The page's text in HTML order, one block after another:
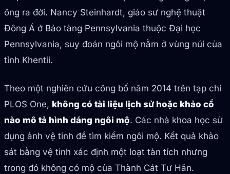
ông ra đời. Nancy Steinhardt, giáo sư nghệ thuật
Đông Á ở Bảo tàng Pennsylvania thuộc Đại học
Pennsylvania, suy đoán ngôi mộ nằm ở vùng núi của
tỉnh Khentii.
Theo một nghiên cứu công bố năm 2014 trên tạp chí
PLOS One, không có tài liệu lịch sử hoặc khảo cổ
nào mô tả hình dáng ngôi mộ. Các nhà khoa học sử
dụng ảnh vệ tinh để tìm kiếm ngôi mộ. Kết quả khảo
sát bằng vệ tinh xác định một loạt tàn tích nhưng
trong đó không có mộ của Thành Cát Tư Hãn.